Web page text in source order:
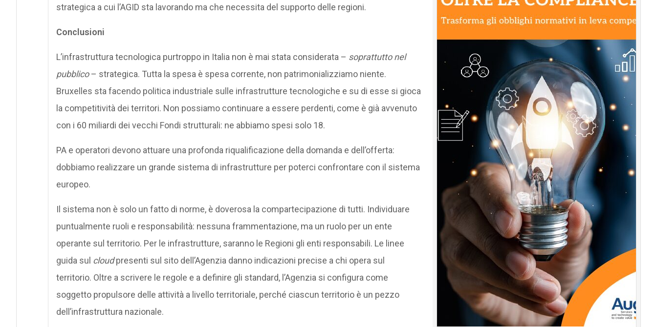
strategica a cui l’AGID sta lavorando ma che necessita del supporto delle regioni.
Conclusioni
L’infrastruttura tecnologica purtroppo in Italia non è mai stata considerata – soprattutto nel
pubblico– strategica. Tutta la spesa è spesa corrente, non patrimonializziamo niente.
Bruxelles sta facendo politica industriale sulle infrastrutture tecnologiche e su di esse si gioca
la competitività dei territori. Non possiamo continuare a essere perdenti, come è già avvenuto
con i 60 miliardi dei vecchi Fondi strutturali: ne abbiamo spesi solo 18.
PA e operatori devono attuare una profonda riqualificazione della domanda e dell’offerta:
dobbiamo realizzare un grande sistema di infrastrutture per poterci confrontare con il sistema
europeo.
Il sistema non è solo un fatto di norme, è doverosa la compartecipazione di tutti. Individuare
puntualmente ruoli e responsabilità: nessuna frammentazione, ma un ruolo per un ente
operante sul territorio. Per le infrastrutture, saranno le Regioni gli enti responsabili. Le linee
guida sul cloudpresenti sul sito dell’Agenzia danno indicazioni precise a chi opera sul
territorio. Oltre a scrivere le regole e a definire gli standard, l’Agenzia si configura come
soggetto propulsore delle attività a livello territoriale, perché ciascun territorio è un pezzo
dell’infrastruttura nazionale.